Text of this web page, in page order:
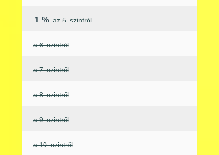
1 % az 5. szintről
a 6. szintről
a 7. szintről
a 8. szintről
a 9. szintről
a 10. szintről